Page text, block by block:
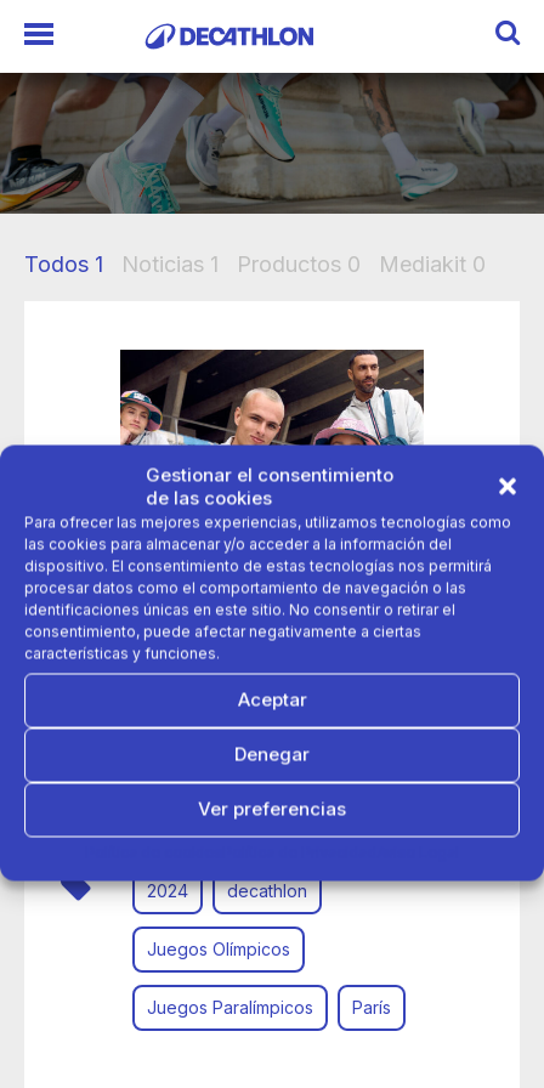
Gestionar el consentimiento
de las cookies
Para ofrecer las mejores experiencias, utilizamos tecnologías como
las cookies para almacenar y/o acceder a la información del
dispositivo. El consentimiento de estas tecnologías nos permitirá
procesar datos como el comportamiento de navegación o las
identificaciones únicas en este sitio. No consentir o retirar el
consentimiento, puede afectar negativamente a ciertas
características y funciones.
Aceptar
Denegar
Ver preferencias
Todos 1 Noticias 1 Productos 0 Mediakit 0
Éxito de la colaboración de Decathlon Francia con los
Juegos Olímpicos de París 2024
2024 decathlon
Juegos Olímpicos
Juegos Paralímpicos París